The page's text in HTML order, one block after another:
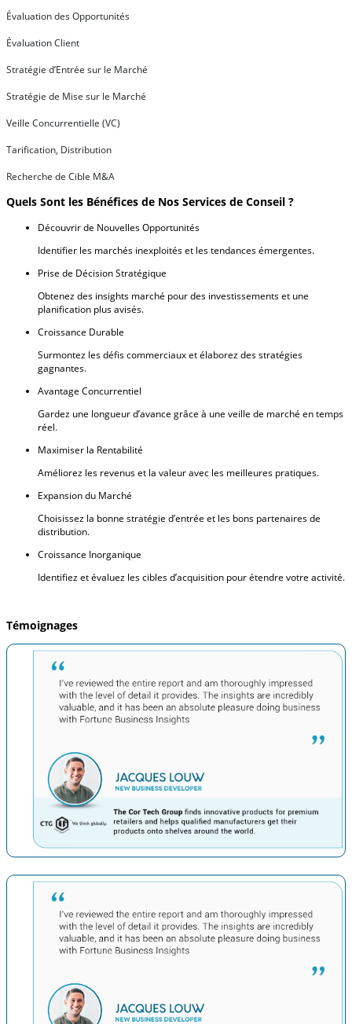
Évaluation des Opportunités
Évaluation Client
Stratégie d’Entrée sur le Marché
Stratégie de Mise sur le Marché
Veille Concurrentielle (VC)
Tarification, Distribution
Recherche de Cible M&A
Quels Sont les Bénéfices de Nos Services de Conseil ?
Découvrir de Nouvelles Opportunités
Identifier les marchés inexploités et les tendances émergentes.
Prise de Décision Stratégique
Obtenez des insights marché pour des investissements et une
planification plus avisés.
Croissance Durable
Surmontez les défis commerciaux et élaborez des stratégies
gagnantes.
Avantage Concurrentiel
Gardez une longueur d’avance grâce à une veille de marché en temps
réel.
Maximiser la Rentabilité
Améliorez les revenus et la valeur avec les meilleures pratiques.
Expansion du Marché
Choisissez la bonne stratégie d’entrée et les bons partenaires de
distribution.
Croissance Inorganique
Identifiez et évaluez les cibles d’acquisition pour étendre votre activité.
Témoignages